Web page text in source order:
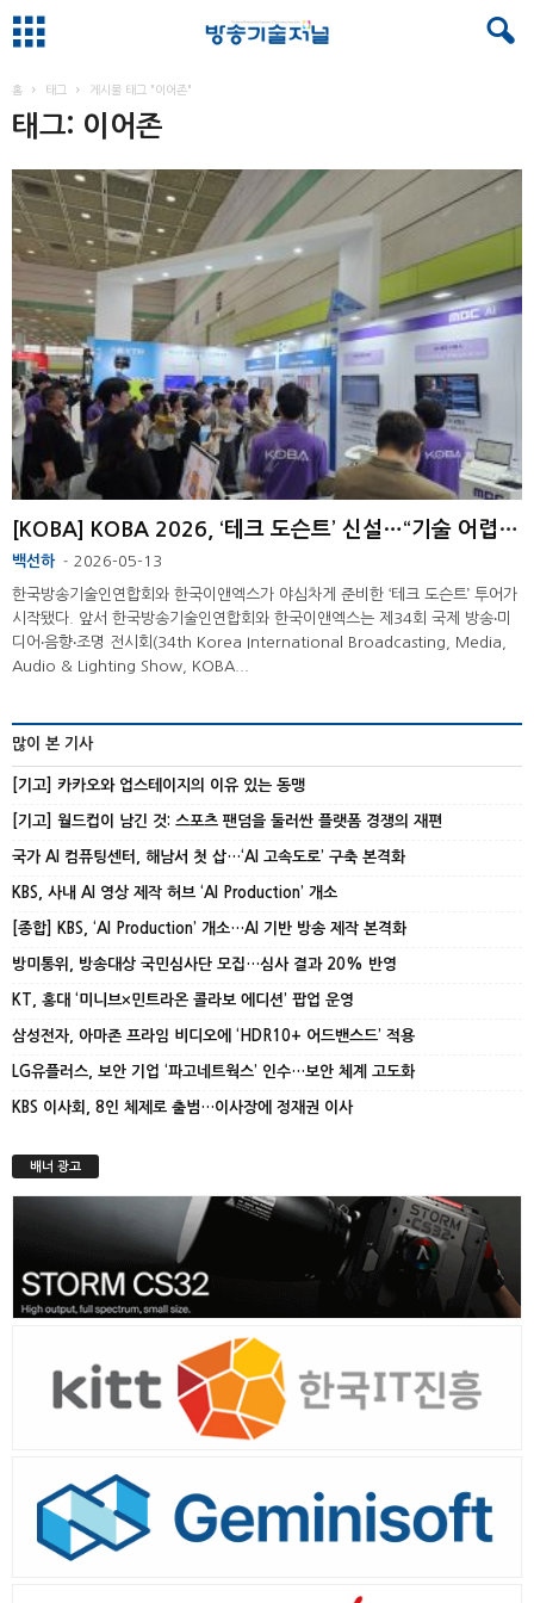
홈 태그 게시물 태그 "이어존"
태그: 이어존
[KOBA] KOBA 2026, ‘테크 도슨트’ 신설…“기술 어렵지 않아” ...
백선하 - 2026-05-13
한국방송기술인연합회와 한국이앤엑스가 야심차게 준비한 ‘테크 도슨트’ 투어가
시작됐다. 앞서 한국방송기술인연합회와 한국이앤엑스는 제34회 국제 방송‧미
디어‧음향‧조명 전시회(34th Korea International Broadcasting, Media,
Audio & Lighting Show, KOBA...
많이 본 기사
[기고] 카카오와 업스테이지의 이유 있는 동맹
[기고] 월드컵이 남긴 것: 스포츠 팬덤을 둘러싼 플랫폼 경쟁의 재편
국가 AI 컴퓨팅센터, 해남서 첫 삽…‘AI 고속도로’ 구축 본격화
KBS, 사내 AI 영상 제작 허브 ‘AI Production’ 개소
[종합] KBS, ‘AI Production’ 개소…AI 기반 방송 제작 본격화
방미통위, 방송대상 국민심사단 모집…심사 결과 20% 반영
KT, 홍대 ‘미니브×민트라온 콜라보 에디션’ 팝업 운영
삼성전자, 아마존 프라임 비디오에 ‘HDR10+ 어드밴스드’ 적용
LG유플러스, 보안 기업 ‘파고네트웍스’ 인수…보안 체계 고도화
KBS 이사회, 8인 체제로 출범…이사장에 정재권 이사
배너 광고